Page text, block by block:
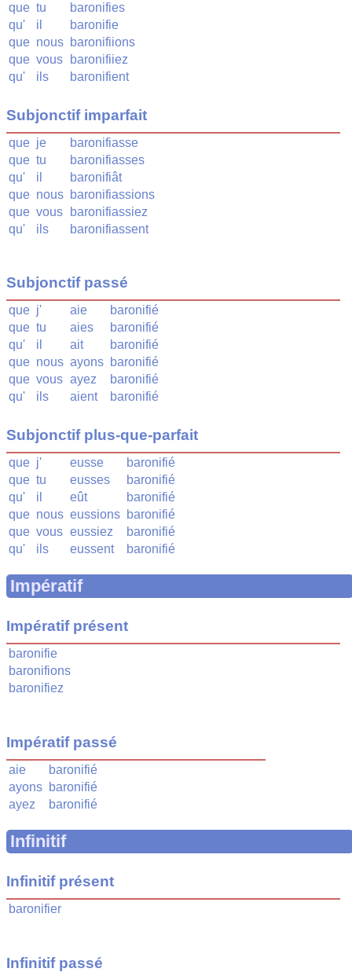
que tu
baronifies
qu'
il
baronifie
que nous baronifiions
que vous
baronifiiez
qu'
ils baronifient
Subjonctif imparfait
que je
baronifiasse
que tu
baronifiasses
qu'
il
baronifiât
que nous baronifiassions
que vous
baronifiassiez
qu'
ils baronifiassent
Subjonctif passé
que j' aie
baronifié
que tu aies
baronifié
qu'
il ait
baronifié
que nous ayons baronifié
que vous ayez
baronifié
qu'
ils aient baronifié
Subjonctif plus-que-parfait
que j' eusse
baronifié
que tu eusses
baronifié
qu'
il eût
baronifié
que nous eussions baronifié
que vous eussiez
baronifié
qu'
ils eussent baronifié
Impératif
Impératif présent
baronifie
baronifions
baronifiez
Impératif passé
aie
baronifié
ayons baronifié
ayez
baronifié
Infinitif
Infinitif présent
baronifier
Infinitif passé